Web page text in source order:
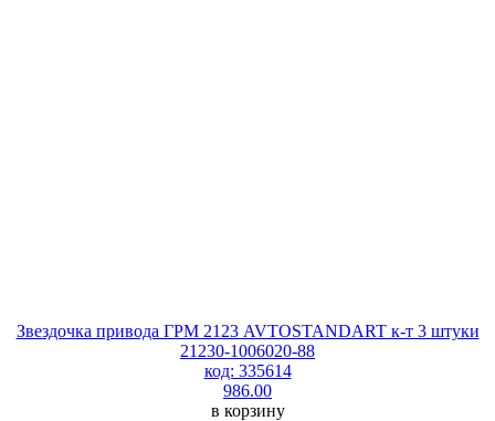
Звездочка привода ГРМ 2123 AVTOSTANDART к-т 3 штуки
21230-1006020-88
код: 335614
986.00
в корзину